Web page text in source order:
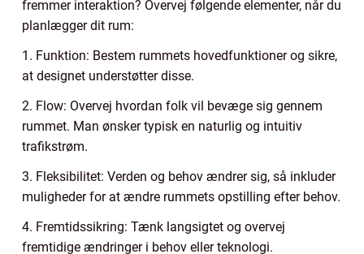
fremmer interaktion? Overvej følgende elementer, når du
planlægger dit rum:
1. Funktion: Bestem rummets hovedfunktioner og sikre,
at designet understøtter disse.
2. Flow: Overvej hvordan folk vil bevæge sig gennem
rummet. Man ønsker typisk en naturlig og intuitiv
trafikstrøm.
3. Fleksibilitet: Verden og behov ændrer sig, så inkluder
muligheder for at ændre rummets opstilling efter behov.
4. Fremtidssikring: Tænk langsigtet og overvej
fremtidige ændringer i behov eller teknologi.